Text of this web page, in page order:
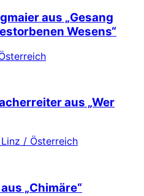
aus „Gesang
Wesens“
aus „Wer
/ Österreich
„Chimäre“